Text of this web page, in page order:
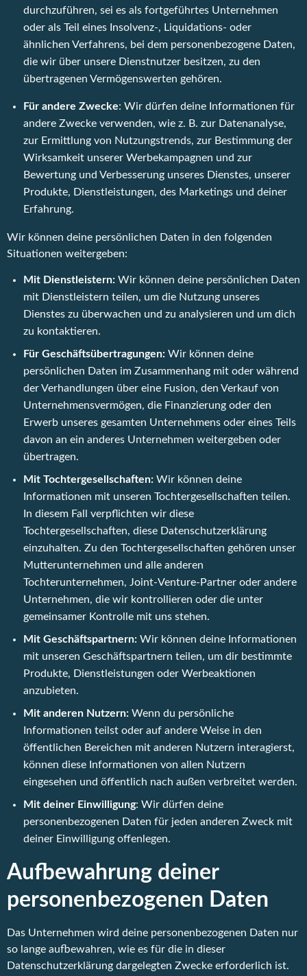
durchzuführen, sei es als fortgeführtes Unternehmen
oder als Teil eines Insolvenz-, Liquidations- oder
ähnlichen Verfahrens, bei dem personenbezogene Daten,
die wir über unsere Dienstnutzer besitzen, zu den
übertragenen Vermögenswerten gehören.
Für andere Zwecke: Wir dürfen deine Informationen für
andere Zwecke verwenden, wie z. B. zur Datenanalyse,
zur Ermittlung von Nutzungstrends, zur Bestimmung der
Wirksamkeit unserer Werbekampagnen und zur
Bewertung und Verbesserung unseres Dienstes, unserer
Produkte, Dienstleistungen, des Marketings und deiner
Erfahrung.
Wir können deine persönlichen Daten in den folgenden
Situationen weitergeben:
Mit Dienstleistern: Wir können deine persönlichen Daten
mit Dienstleistern teilen, um die Nutzung unseres
Dienstes zu überwachen und zu analysieren und um dich
zu kontaktieren.
Für Geschäftsübertragungen: Wir können deine
persönlichen Daten im Zusammenhang mit oder während
der Verhandlungen über eine Fusion, den Verkauf von
Unternehmensvermögen, die Finanzierung oder den
Erwerb unseres gesamten Unternehmens oder eines Teils
davon an ein anderes Unternehmen weitergeben oder
übertragen.
Mit Tochtergesellschaften: Wir können deine
Informationen mit unseren Tochtergesellschaften teilen.
In diesem Fall verpflichten wir diese
Tochtergesellschaften, diese Datenschutzerklärung
einzuhalten. Zu den Tochtergesellschaften gehören unser
Mutterunternehmen und alle anderen
Tochterunternehmen, Joint-Venture-Partner oder andere
Unternehmen, die wir kontrollieren oder die unter
gemeinsamer Kontrolle mit uns stehen.
Mit Geschäftspartnern: Wir können deine Informationen
mit unseren Geschäftspartnern teilen, um dir bestimmte
Produkte, Dienstleistungen oder Werbeaktionen
anzubieten.
Mit anderen Nutzern: Wenn du persönliche
Informationen teilst oder auf andere Weise in den
öffentlichen Bereichen mit anderen Nutzern interagierst,
können diese Informationen von allen Nutzern
eingesehen und öffentlich nach außen verbreitet werden.
Mit deiner Einwilligung: Wir dürfen deine
personenbezogenen Daten für jeden anderen Zweck mit
deiner Einwilligung offenlegen.
Aufbewahrung deiner
personenbezogenen Daten
Das Unternehmen wird deine personenbezogenen Daten nur
so lange aufbewahren, wie es für die in dieser
Datenschutzerklärung dargelegten Zwecke erforderlich ist.